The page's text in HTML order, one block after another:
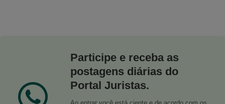
Participe e receba as
postagens diárias do
Portal Juristas.